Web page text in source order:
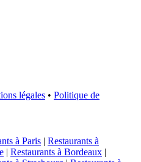
légales • Politique de
à Paris | Restaurants à
| Restaurants à Bordeaux |